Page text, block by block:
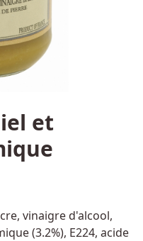
et
vinaigre d'alcool,
(3.2%), E224, acide